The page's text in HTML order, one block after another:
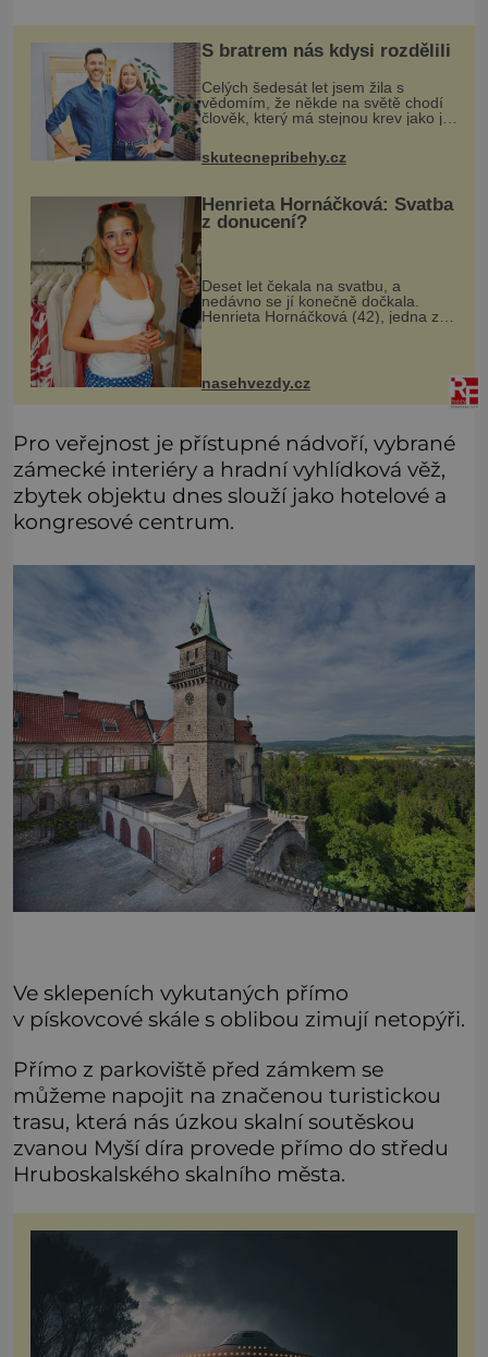
S bratrem nás kdysi rozdělili
Celých šedesát let jsem žila s
vědomím, že někde na světě chodí
člověk, který má stejnou krev jako já.
Jen jsem si už nedovedla vybavit
jeho tvář. Byli jsme ještě malí, když
jsme s mým o šest let mlad
skutecnepribehy.cz
Henrieta Hornáčková: Svatba
z donucení?
Deset let čekala na svatbu, a
nedávno se jí konečně dočkala.
Henrieta Hornáčková (42), jedna z
hvězd seriálu Ulice, je vdanou paní.
Její slavný den má podle mnohých
nasehvezdy.cz
Pro veřejnost je přístupné nádvoří, vybrané
zámecké interiéry a hradní vyhlídková věž,
zbytek objektu dnes slouží jako hotelové a
kongresové centrum.
Ve sklepeních vykutaných přímo
v pískovcové skále s oblibou zimují netopýři.
Přímo z parkoviště před zámkem se
můžeme napojit na značenou turistickou
trasu, která nás úzkou skalní soutěskou
zvanou Myší díra provede přímo do středu
Hruboskalského skalního města.